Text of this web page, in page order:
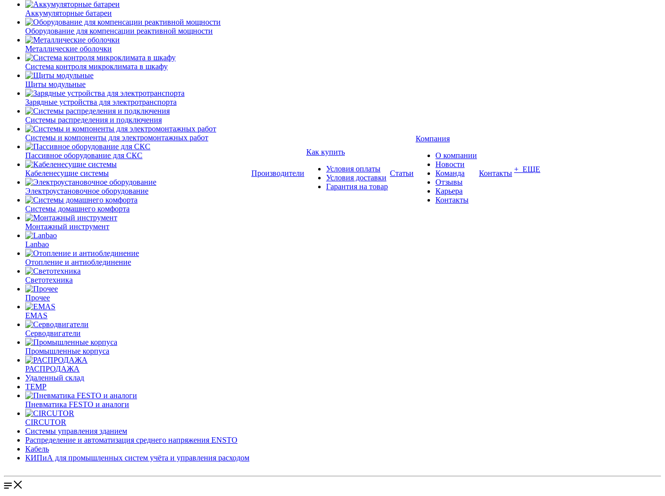
Аккумуляторные батареи
Оборудование для компенсации реактивной мощности
Металлические оболочки
Система контроля микроклимата в шкафу
Щиты модульные
Зарядные устройства для электротранспорта
Системы распределения и подключения
Системы и компоненты для электромонтажных работ
Пассивное оборудование для СКС
Кабеленесущие системы
Электроустановочное оборудование
Системы домашнего комфорта
Монтажный инструмент
Lanbao
Отопление и антиоблединение
Светотехника
Прочее
EMAS
Cерводвигатели
Промышленные корпуса
РАСПРОДАЖА
Удаленный склад
TEMP
Пневматика FESTO и аналоги
CIRCUTOR
Системы управления зданием
Распределение и автоматизация среднего напряжения ENSTO
Кабель
КИПиА для промышленных систем учёта и управления расходом
Производители
Как купить
Условия оплаты
Условия доставки
Гарантия на товар
Статьи
Компания
О компании
Новости
Команда
Отзывы
Карьера
Контакты
Контакты + ЕЩЕ